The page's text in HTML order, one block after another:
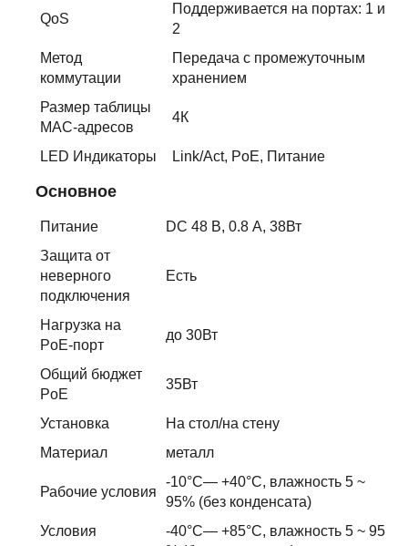
QoS
Поддерживается на портах: 1 и
2
Метод
коммутации
Передача с промежуточным
хранением
Размер таблицы
MAC-адресов
4К
LED Индикаторы Link/Act, PoE, Питание
Основное
Питание
DC 48 В, 0.8 A, 38Вт
Защита от
неверного
подключения
Есть
Нагрузка на
PoE-порт
до 30Вт
Общий бюджет
PoE
35Вт
Установка
На стол/на стену
Материал
металл
Рабочие условия
-10°C— +40°C, влажность 5 ~
95% (без конденсата)
Условия
-40°C— +85°C, влажность 5 ~ 95